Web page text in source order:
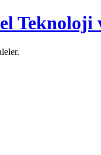
Teknoloji